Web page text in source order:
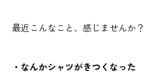
最近こんなこと、感じませんか？
・なんかシャツがきつくなった